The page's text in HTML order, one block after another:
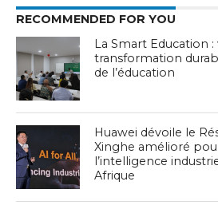
RECOMMENDED FOR YOU
La Smart Education :
transformation
de l’éducation
Huawei dévoile le
Xinghe amélioré
l’intelligence
Afrique